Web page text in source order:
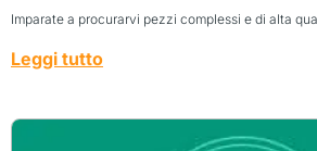
Imparate a procurarvi pezzi complessi e di alta
Leggi tutto